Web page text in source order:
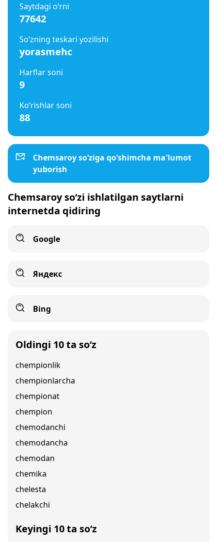
Saytdagi o‘rni
77642
So‘zning teskari yozilishi
yorasmehc
Harflar soni
9
Ko‘rishlar soni
88
Chemsaroy so‘ziga qo‘shimcha ma'lumot
yuborish
Chemsaroy so‘zi ishlatilgan saytlarni
internetda qidiring
Google
Яндекс
Bing
Oldingi 10 ta so‘z
chempionlik
chempionlarcha
chempionat
chempion
chemodanchi
chemodancha
chemodan
chemika
chelesta
chelakchi
Keyingi 10 ta so‘z